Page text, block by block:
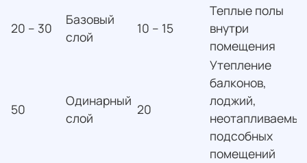
20 – 30
Базовый
слой
10 – 15
Теплые полы
внутри
помещения
50
Одинарный
слой
20
Утепление
балконов,
лоджий,
неотапливаемых
подсобных
помещений